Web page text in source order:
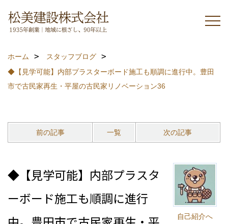
ホーム
スタッフブログ
◆【見学可能】内部プラスターボード施工も順調に進行中。豊田
市で古民家再生・平屋の古民家リノベーション36
前の記事 一覧 次の記事
自己紹介へ
◆【見学可能】内部プラスタ
ーボード施工も順調に進行